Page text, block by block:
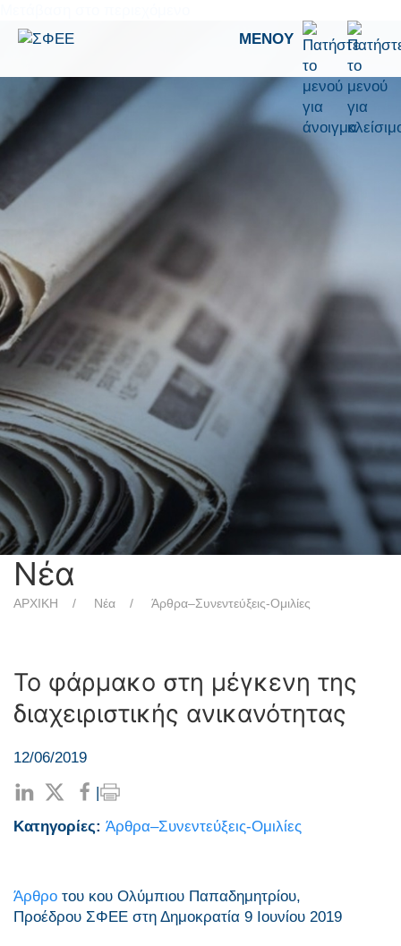
ΜΕΝΟΎ
Νέα
ΑΡΧΙΚΗ Νέα Άρθρα–Συνεντεύξεις-Ομιλίες
Το φάρμακο στη μέγκενη της
διαχειριστικής ανικανότητας
12/06/2019
|
Κατηγορίες: Άρθρα–Συνεντεύξεις-Ομιλίες
Άρθρο του κου Ολύμπιου Παπαδημητρίου,
Προέδρου ΣΦΕΕ στη Δημοκρατία 9 Ιουνίου 2019